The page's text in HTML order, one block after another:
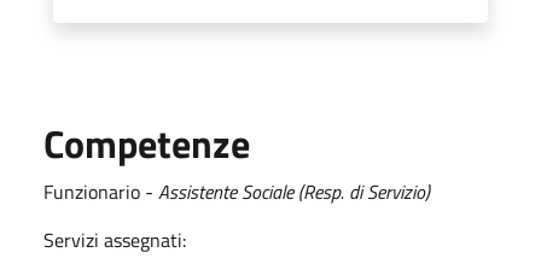
Competenze
Funzionario - Assistente Sociale (Resp. di Servizio)
Servizi assegnati: